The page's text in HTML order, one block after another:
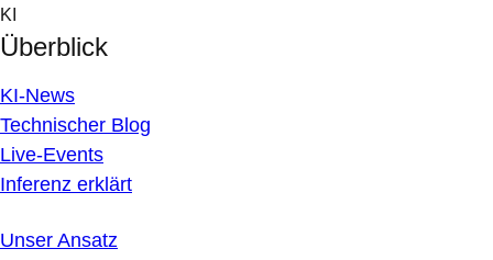
Skip
to
content
KI
Überblick
KI-News
Technischer Blog
Live-Events
Inferenz erklärt
Unser Ansatz